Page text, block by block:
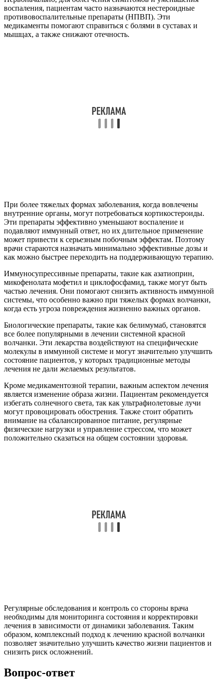
воспаления, пациентам часто назначаются нестероидные
противовоспалительные препараты (НПВП). Эти
медикаменты помогают справиться с болями в суставах и
мышцах, а также снижают отечность.
При более тяжелых формах заболевания, когда вовлечены
внутренние органы, могут потребоваться кортикостероиды.
Эти препараты эффективно уменьшают воспаление и
подавляют иммунный ответ, но их длительное применение
может привести к серьезным побочным эффектам. Поэтому
врачи стараются назначать минимально эффективные дозы и
как можно быстрее переходить на поддерживающую терапию.
Иммуносупрессивные препараты, такие как азатиоприн,
микофенолата мофетил и циклофосфамид, также могут быть
частью лечения. Они помогают снизить активность иммунной
системы, что особенно важно при тяжелых формах волчанки,
когда есть угроза повреждения жизненно важных органов.
Биологические препараты, такие как белимумаб, становятся
все более популярными в лечении системной красной
волчанки. Эти лекарства воздействуют на специфические
молекулы в иммунной системе и могут значительно улучшить
состояние пациентов, у которых традиционные методы
лечения не дали желаемых результатов.
Кроме медикаментозной терапии, важным аспектом лечения
является изменение образа жизни. Пациентам рекомендуется
избегать солнечного света, так как ультрафиолетовые лучи
могут провоцировать обострения. Также стоит обратить
внимание на сбалансированное питание, регулярные
физические нагрузки и управление стрессом, что может
положительно сказаться на общем состоянии здоровья.
Регулярные обследования и контроль со стороны врача
необходимы для мониторинга состояния и корректировки
лечения в зависимости от динамики заболевания. Таким
образом, комплексный подход к лечению красной волчанки
позволяет значительно улучшить качество жизни пациентов и
снизить риск осложнений.
Вопрос-ответ